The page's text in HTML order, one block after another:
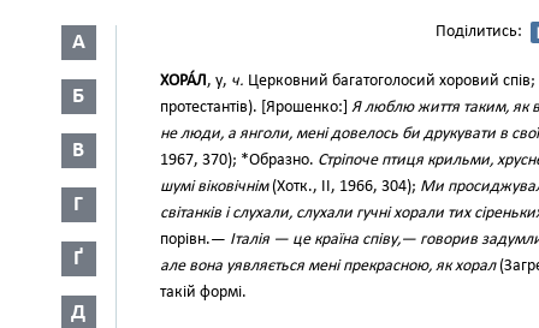
А
Б
В
Г
Ґ
Д
Поділитись:
ХОРА́Л, у, ч. Церковний багатоголосий хоровий спів;
протестантів). [Ярошенко:] Я люблю життя таким, як
не люди, а янголи, мені довелось би друкувати в
1967, 370); *Образно. Стріпоче птиця крильми,
шумі віковічнім(Хотк., II, 1966, 304); Ми
світанків і слухали, слухали гучні хорали тих
порівн.— Італія — це країна співу,— говорив
але вона уявляється мені прекрасною, як хорал
такій формі.